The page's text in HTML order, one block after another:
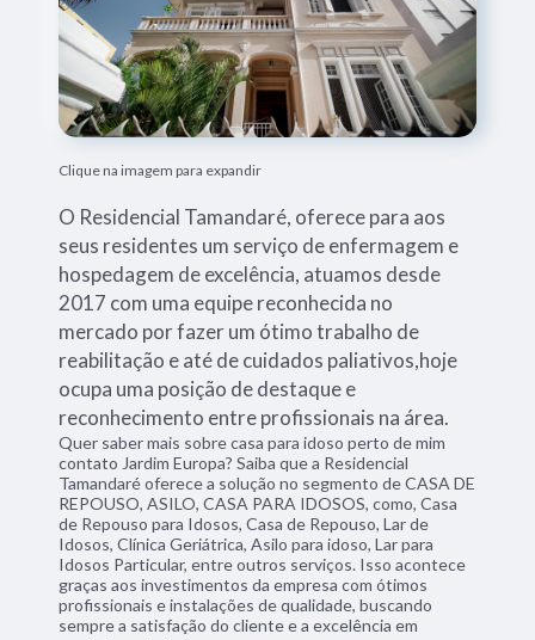
Clique na imagem para expandir
O Residencial Tamandaré, oferece para aos
seus residentes um serviço de enfermagem e
hospedagem de excelência, atuamos desde
2017 com uma equipe reconhecida no
mercado por fazer um ótimo trabalho de
reabilitação e até de cuidados paliativos,hoje
ocupa uma posição de destaque e
reconhecimento entre profissionais na área.
Quer saber mais sobre casa para idoso perto de mim
contato Jardim Europa? Saiba que a Residencial
Tamandaré oferece a solução no segmento de CASA DE
REPOUSO, ASILO, CASA PARA IDOSOS, como, Casa
de Repouso para Idosos, Casa de Repouso, Lar de
Idosos, Clínica Geriátrica, Asilo para idoso, Lar para
Idosos Particular, entre outros serviços. Isso acontece
graças aos investimentos da empresa com ótimos
profissionais e instalações de qualidade, buscando
sempre a satisfação do cliente e a excelência em